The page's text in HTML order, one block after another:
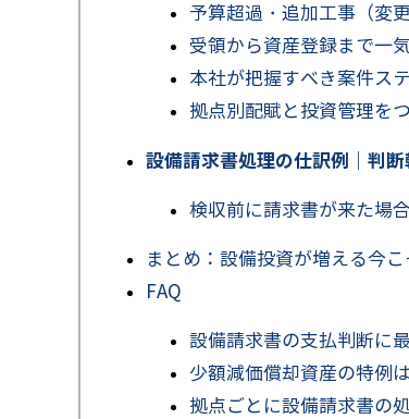
予算超過・追加工事（変
受領から資産登録まで一
本社が把握すべき案件ス
拠点別配賦と投資管理を
設備請求書処理の仕訳例｜判
検収前に請求書が来た場
まとめ：設備投資が増える今
FAQ
設備請求書の支払判断に
少額減価償却資産の特例
拠点ごとに設備請求書の